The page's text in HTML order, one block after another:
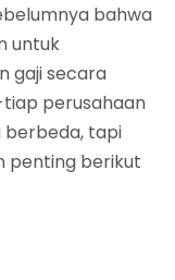
bahwa
untuk
gaji secara
perusahaan
berbeda, tapi
penting berikut